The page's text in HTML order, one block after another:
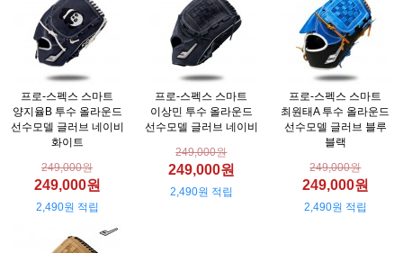
프로-스펙스 스마트
양지율B 투수 올라운드
선수모델 글러브 네이비
화이트
249,000원
249,000원
2,490원 적립
프로-스펙스 스마트
이상민 투수 올라운드
선수모델 글러브 네이비
249,000원
249,000원
2,490원 적립
프로-스펙스 스마트
최원태A 투수 올라운드
선수모델 글러브 블루
블랙
249,000원
249,000원
2,490원 적립